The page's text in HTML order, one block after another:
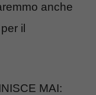
anche
il
MAI: